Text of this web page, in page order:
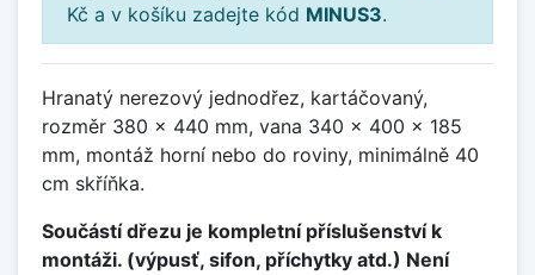
Kč a v košíku zadejte kód MINUS3.
Hranatý nerezový jednodřez, kartáčovaný,
rozměr 380 x 440 mm, vana 340 x 400 x 185
mm, montáž horní nebo do roviny, minimálně 40
cm skříňka.
Součástí dřezu je kompletní příslušenství k
montáži. (výpusť, sifon, příchytky atd.) Není